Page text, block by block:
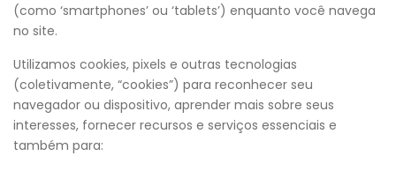
(como ‘smartphones’ ou ‘tablets’) enquanto você navega
no site.
Utilizamos cookies, pixels e outras tecnologias
(coletivamente, “cookies”) para reconhecer seu
navegador ou dispositivo, aprender mais sobre seus
interesses, fornecer recursos e serviços essenciais e
também para: